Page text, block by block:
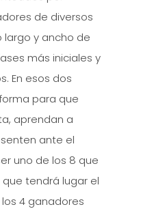
de diversos
largo y ancho de
más iniciales y
En esos dos
para que
aprendan a
ante el
uno de los 8 que
tendrá lugar el
los 4 ganadores